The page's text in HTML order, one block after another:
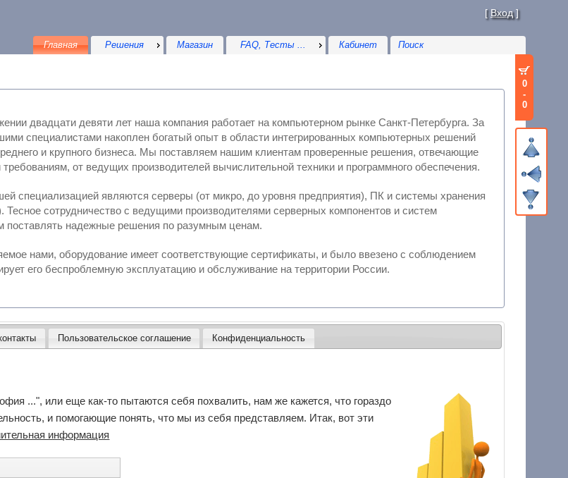
[Вход]
Главная Решения Магазин FAQ, Тесты ... Кабинет
двадцати девяти лет наша компания работает на компьютерном рынке Санкт-Петербурга. За
специалистами накоплен богатый опыт в области интегрированных компьютерных решений
бизнеса. Мы поставляем нашим клиентам проверенные решения, отвечающие
современным требованиям, от ведущих производителей вычислительной техники и программного обеспечения.
специализацией являются серверы (от микро, до уровня предприятия), ПК и системы хранения
позволяет нам поставлять надежные решения по разумным ценам.
нами, оборудование имеет соответствующие сертификаты, и было ввезено с соблюдением
всех таможенных и регистрационных требований, что гарантирует его беспроблемную эксплуатацию и обслуживание на территории России.
Пользовательское соглашение Конфиденциальность
...", или еще как-то пытаются себя похвалить, нам же кажется, что гораздо
и помогающие понять, что мы из себя представляем. Итак, вот эти
информация
0
-
0